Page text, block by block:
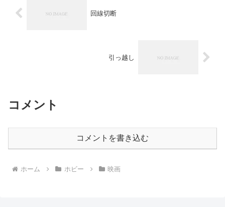
回線切断
引っ越し
コメント
コメントを書き込む
ホーム ホビー 映画